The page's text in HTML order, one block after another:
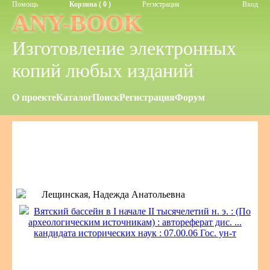
Помощь Корзина ( 0 ) Регистрация Вход
ANY-BOOK
Изготовление электронных
копий любых изданий
О проектеКаталогПоискРегистрацияФорум
Лещинская, Надежда Анатольевна
Вятский бассейн в I начале II тысячелетий н. э. : (По
археологическим источникам) : автореферат дис. ...
кандидата исторических наук : 07.00.06 Гос. ун-т